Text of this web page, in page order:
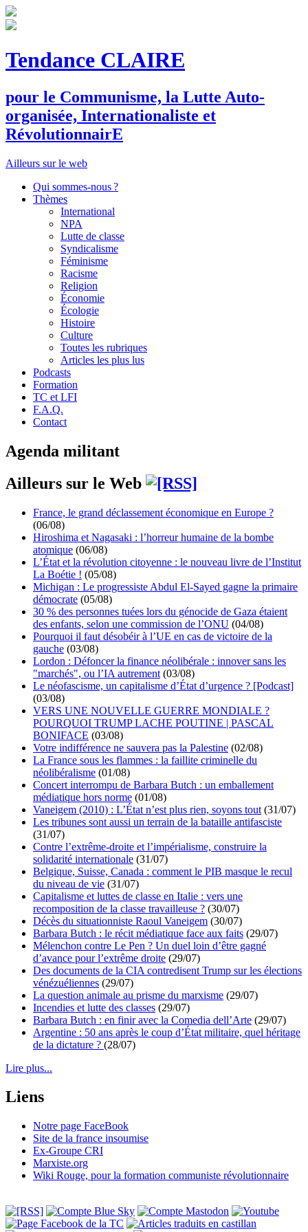
Tendance CLAIRE
pour le Communisme, la Lutte Auto-
organisée, Internationaliste et
RévolutionnairE
Ailleurs sur le web
Qui sommes-nous ?
Thèmes
International
NPA
Lutte de classe
Syndicalisme
Féminisme
Racisme
Religion
Économie
Écologie
Histoire
Culture
Toutes les rubriques
Articles les plus lus
Podcasts
Formation
TC et LFI
F.A.Q.
Contact
Agenda militant
Ailleurs sur le Web
France, le grand déclassement économique en Europe ?
(06/08)
Hiroshima et Nagasaki : l’horreur humaine de la bombe
atomique (06/08)
L’État et la révolution citoyenne : le nouveau livre de l’Institut
La Boétie ! (05/08)
Michigan : Le progressiste Abdul El-Sayed gagne la primaire
démocrate (05/08)
30 % des personnes tuées lors du génocide de Gaza étaient
des enfants, selon une commission de l’ONU (04/08)
Pourquoi il faut désobéir à l’UE en cas de victoire de la
gauche (03/08)
Lordon : Défoncer la finance néolibérale : innover sans les
"marchés", ou l’IA autrement (03/08)
Le néofascisme, un capitalisme d’État d’urgence ? [Podcast]
(03/08)
VERS UNE NOUVELLE GUERRE MONDIALE ?
POURQUOI TRUMP LACHE POUTINE | PASCAL
BONIFACE (03/08)
Votre indifférence ne sauvera pas la Palestine (02/08)
La France sous les flammes : la faillite criminelle du
néolibéralisme (01/08)
Concert interrompu de Barbara Butch : un emballement
médiatique hors norme (01/08)
Vaneigem (2010) : L’État n’est plus rien, soyons tout (31/07)
Les tribunes sont aussi un terrain de la bataille antifasciste
(31/07)
Contre l’extrême-droite et l’impérialisme, construire la
solidarité internationale (31/07)
Belgique, Suisse, Canada : comment le PIB masque le recul
du niveau de vie (31/07)
Capitalisme et luttes de classe en Italie : vers une
recomposition de la classe travailleuse ? (30/07)
Décès du situationniste Raoul Vaneigem (30/07)
Barbara Butch : le récit médiatique face aux faits (29/07)
Mélenchon contre Le Pen ? Un duel loin d’être gagné
d’avance pour l’extrême droite (29/07)
Des documents de la CIA contredisent Trump sur les élections
vénézuéliennes (29/07)
La question animale au prisme du marxisme (29/07)
Incendies et lutte des classes (29/07)
Barbara Butch : en finir avec la Comedia dell’Arte (29/07)
Argentine : 50 ans après le coup d’État militaire, quel héritage
de la dictature ? (28/07)
Lire plus...
Liens
Notre page FaceBook
Site de la france insoumise
Ex-Groupe CRI
Marxiste.org
Wiki Rouge, pour la formation communiste révolutionnaire